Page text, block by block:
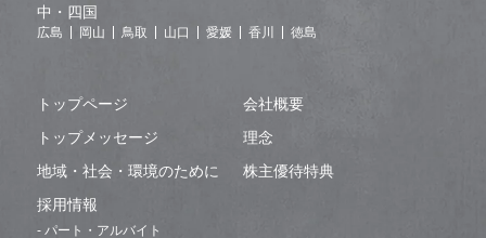
トップページ
会社概要
トップメッセージ
理念
地域・社会・環境のために
株主優待特典
採用情報
- パート・アルバイト
中・四国
広島 岡山 鳥取 山口 愛媛 香川 徳島